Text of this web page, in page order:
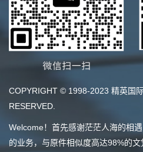
COPYRIGHT © 1998-2023 精英国
RESERVED.
Welcome！首先感谢茫茫人海的相
的业务，与原件相似度高达98%的